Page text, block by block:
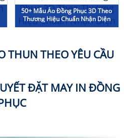
50+ Mẫu Áo Đồng Phục 3D Theo
Thương Hiệu Chuẩn Nhận Diện
THUN THEO YÊU CẦU
ĐẶT MAY IN ĐỒNG